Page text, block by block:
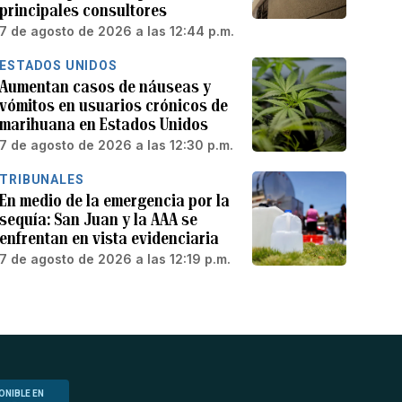
principales consultores
7 de agosto de 2026 a las 12:44 p.m.
ESTADOS UNIDOS
Aumentan casos de náuseas y
vómitos en usuarios crónicos de
marihuana en Estados Unidos
7 de agosto de 2026 a las 12:30 p.m.
TRIBUNALES
En medio de la emergencia por la
sequía: San Juan y la AAA se
enfrentan en vista evidenciaria
7 de agosto de 2026 a las 12:19 p.m.
EN